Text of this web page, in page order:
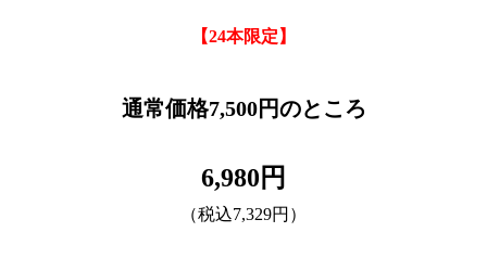
【24本限定】
通常価格7,500円のところ
6,980円
（税込7,329円）